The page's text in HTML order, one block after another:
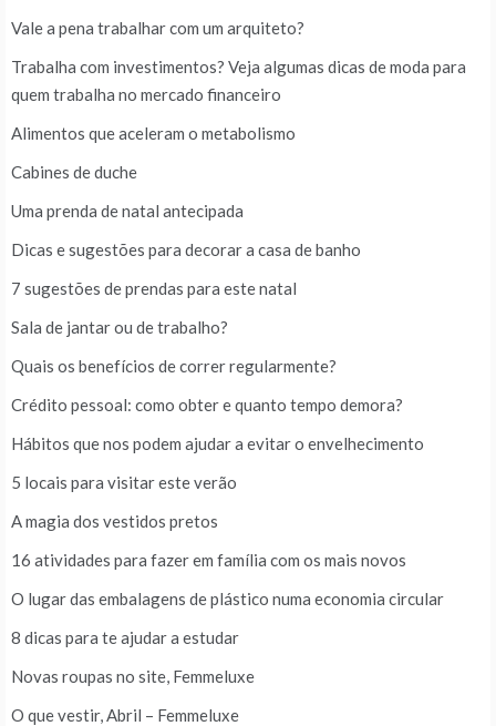
Vale a pena trabalhar com um arquiteto?
Trabalha com investimentos? Veja algumas dicas de moda para
quem trabalha no mercado financeiro
Alimentos que aceleram o metabolismo
Cabines de duche
Uma prenda de natal antecipada
Dicas e sugestões para decorar a casa de banho
7 sugestões de prendas para este natal
Sala de jantar ou de trabalho?
Quais os benefícios de correr regularmente?
Crédito pessoal: como obter e quanto tempo demora?
Hábitos que nos podem ajudar a evitar o envelhecimento
5 locais para visitar este verão
A magia dos vestidos pretos
16 atividades para fazer em família com os mais novos
O lugar das embalagens de plástico numa economia circular
8 dicas para te ajudar a estudar
Novas roupas no site, Femmeluxe
O que vestir, Abril – Femmeluxe